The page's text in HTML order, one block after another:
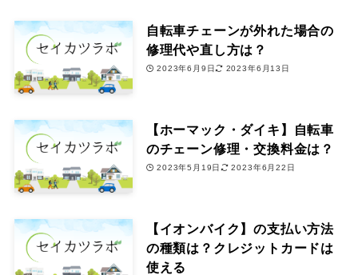
自転車チェーンが外れた場合の
修理代や直し方は？
2023年6月9日 2023年6月13日
【ホーマック・ダイキ】自転車
のチェーン修理・交換料金は？
2023年5月19日 2023年6月22日
【イオンバイク】の支払い方法
の種類は？クレジットカードは
使える